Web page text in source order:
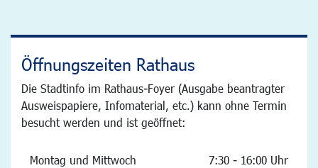
Öffnungszeiten Rathaus
Die Stadtinfo im Rathaus-Foyer (Ausgabe beantragter
Ausweispapiere, Infomaterial, etc.) kann ohne Termin
besucht werden und ist geöffnet:
Montag und Mittwoch 7:30 - 16:00 Uhr